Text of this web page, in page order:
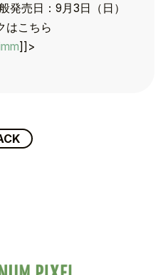
発売日：9月3日（日）
はこちら
]]>